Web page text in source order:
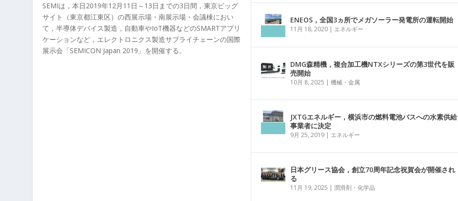
SEMIは，本日2019年12月11日～13日までの3日間，東京ビッグ
サイト（東京都江東区）の西展示場・南展示場・会議棟におい
て，半導体デバイス製造，自動車やIoT機器などのSMARTアプリ
ケーションなど，エレクトロニクス製造サプライチェーンの国際
展示会「SEMICON Japan 2019」を開催する。
ENEOS，全国3ヵ所でメガソーラー発電所の運転開始
11月 18, 2020| エネルギー
DMG森精機，複合加工機NTXシリーズの第3世代を販
売開始
10月 8, 2025 | 機械・金属
JXTGエネルギー，横浜市の燃料電池バスへの水素供給
事業者に決定
9月 25, 2019| エネルギー
日本グリース協会，創立70周年記念祝賀会が開催され
る
11月 19, 2025 | 潤滑剤・化学品